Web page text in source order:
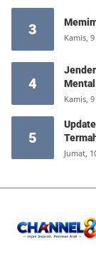
3 Kamis,
4
Kamis,
5
Jumat,